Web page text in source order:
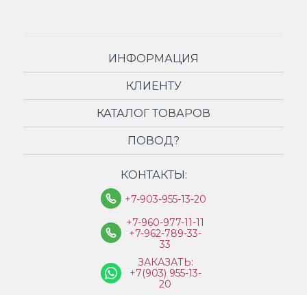
ИНФОРМАЦИЯ
КЛИЕНТУ
КАТАЛОГ ТОВАРОВ
ПОВОД?
КОНТАКТЫ:
+7-903-955-13-20
+7-960-977-11-11
+7-962-789-33-
33
ЗАКАЗАТЬ:
+7(903) 955-13-
20